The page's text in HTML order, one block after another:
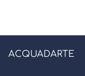
ACQUADARTE